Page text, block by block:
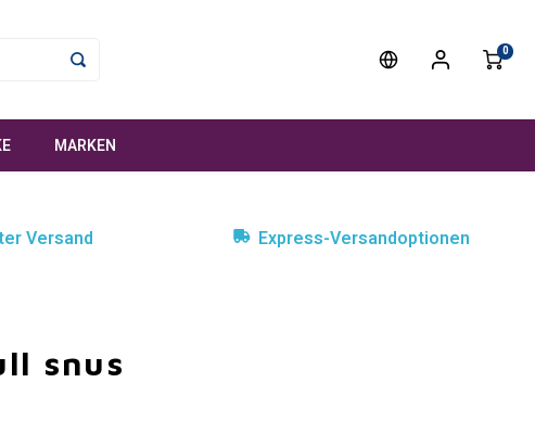
0
MARKEN
Versand Express-Versandoptionen
snus